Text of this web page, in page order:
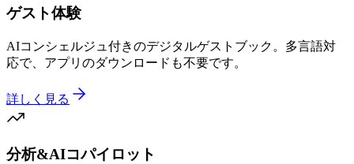
ゲスト体験
AIコンシェルジュ付きのデジタルゲストブック。多言語対
応で、アプリのダウンロードも不要です。
詳しく見る
分析&AIコパイロット